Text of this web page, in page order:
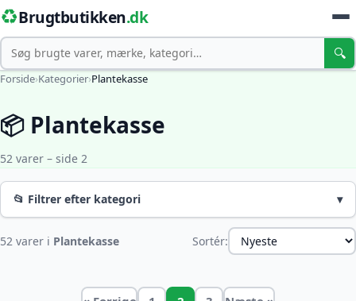
♻️Brugtbutikken.dk
Søg 🔍
Forside›Kategorier›Plantekasse
📦 Plantekasse
52 varer – side 2
📂 Filtrer efter kategori ▾
52 varer i Plantekasse Sortér: